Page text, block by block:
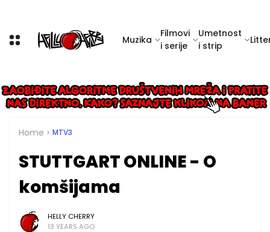
Muzika
Filmovi
i serije
Umetnost
i strip
Home MTV3
STUTTGART ONLINE - O
komšijama
HELLY CHERRY
13 YEARS AGO